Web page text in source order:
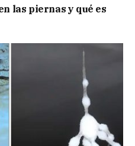
las piernas y qué es